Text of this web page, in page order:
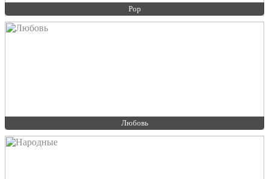
Pop
Любовь